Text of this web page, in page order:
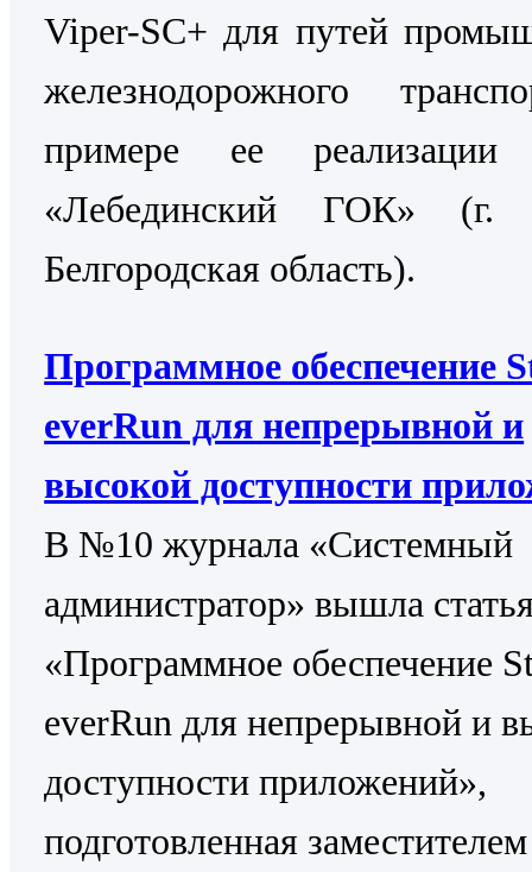
Viper-SC+ для путей
железнодорожного
примере ее
«Лебединский ГОК» (г.
Белгородская область).
Программное обеспечение
everRun для непрерывной и
высокой доступности
В №10 журнала «Системный
администратор» вышла
«Программное обеспечение
everRun для непрерывной и
доступности приложений»,
подготовленная заместителем